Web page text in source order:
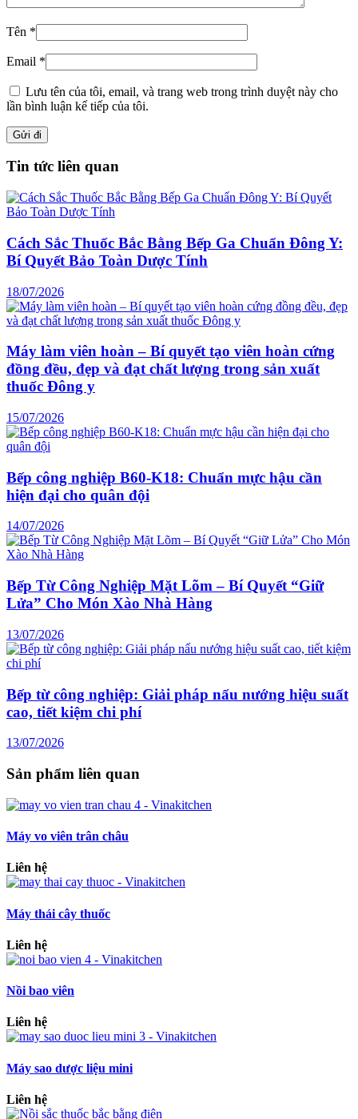
Tên *
Email *
Lưu tên của tôi, email, và trang web trong trình duyệt này cho
lần bình luận kế tiếp của tôi.
Tin tức liên quan
Cách Sắc Thuốc Bắc Bằng Bếp Ga Chuẩn Đông Y:
Bí Quyết Bảo Toàn Dược Tính
18/07/2026
Máy làm viên hoàn – Bí quyết tạo viên hoàn cứng
đồng đều, đẹp và đạt chất lượng trong sản xuất
thuốc Đông y
15/07/2026
Bếp công nghiệp B60-K18: Chuẩn mực hậu cần
hiện đại cho quân đội
14/07/2026
Bếp Từ Công Nghiệp Mặt Lõm – Bí Quyết “Giữ
Lửa” Cho Món Xào Nhà Hàng
13/07/2026
Bếp từ công nghiệp: Giải pháp nấu nướng hiệu suất
cao, tiết kiệm chi phí
13/07/2026
Sản phẩm liên quan
Máy vo viên trân châu
Liên hệ
Máy thái cây thuốc
Liên hệ
Nồi bao viên
Liên hệ
Máy sao dược liệu mini
Liên hệ